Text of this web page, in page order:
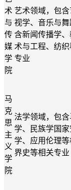
术
与
传
媒
学
院
艺术领域，包
视学、音乐与
含新闻传播学
术与工程、纺
专业
马
克
思
主
义
学
院
法学领域，包
学、民族学国
学、应用伦理等
界史等相关专业